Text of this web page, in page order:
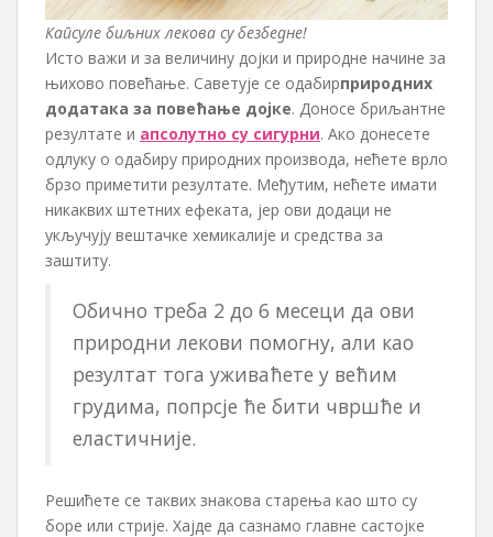
Капсуле биљних лекова су безбедне!
Исто важи и за величину дојки и природне начине за
њихово повећање. Саветује се одабирприродних
додатака за повећање дојке. Доносе бриљантне
резултате и апсолутно су сигурни. Ако донесете
одлуку о одабиру природних производа, нећете врло
брзо приметити резултате. Међутим, нећете имати
никаквих штетних ефеката, јер ови додаци не
укључују вештачке хемикалије и средства за
заштиту.
Обично треба 2 до 6 месеци да ови
природни лекови помогну, али као
резултат тога уживаћете у већим
грудима, попрсје ће бити чвршће и
еластичније.
Решићете се таквих знакова старења као што су
боре или стрије. Хајде да сазнамо главне састојке